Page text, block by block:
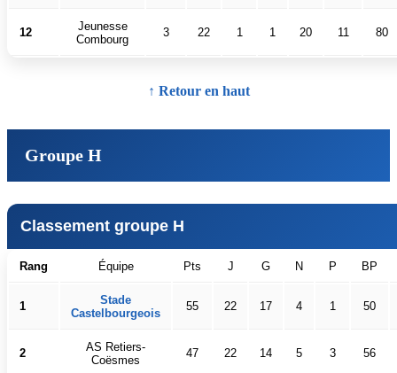
12
Jeunesse
Combourg
3 22 1 1 20 11 80
↑ Retour en haut
Groupe H
Classement groupe H
Rang Équipe Pts J G N P BP
1
Stade
Castelbourgeois
55 22 17 4 1 50
2
AS Retiers-
Coësmes
47 22 14 5 3 56